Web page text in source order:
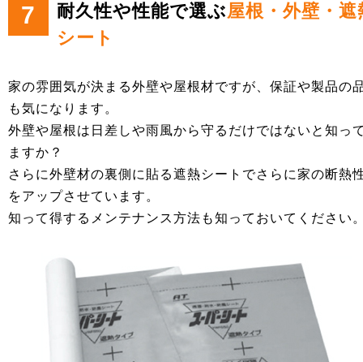
7 耐久性や性能で選ぶ屋根・外壁・遮
シート
家の雰囲気が決まる外壁や屋根材ですが、保証や製品の
も気になります。
外壁や屋根は日差しや雨風から守るだけではないと知っ
ますか？
さらに外壁材の裏側に貼る遮熱シートでさらに家の断熱
をアップさせています。
知って得するメンテナンス方法も知っておいてください